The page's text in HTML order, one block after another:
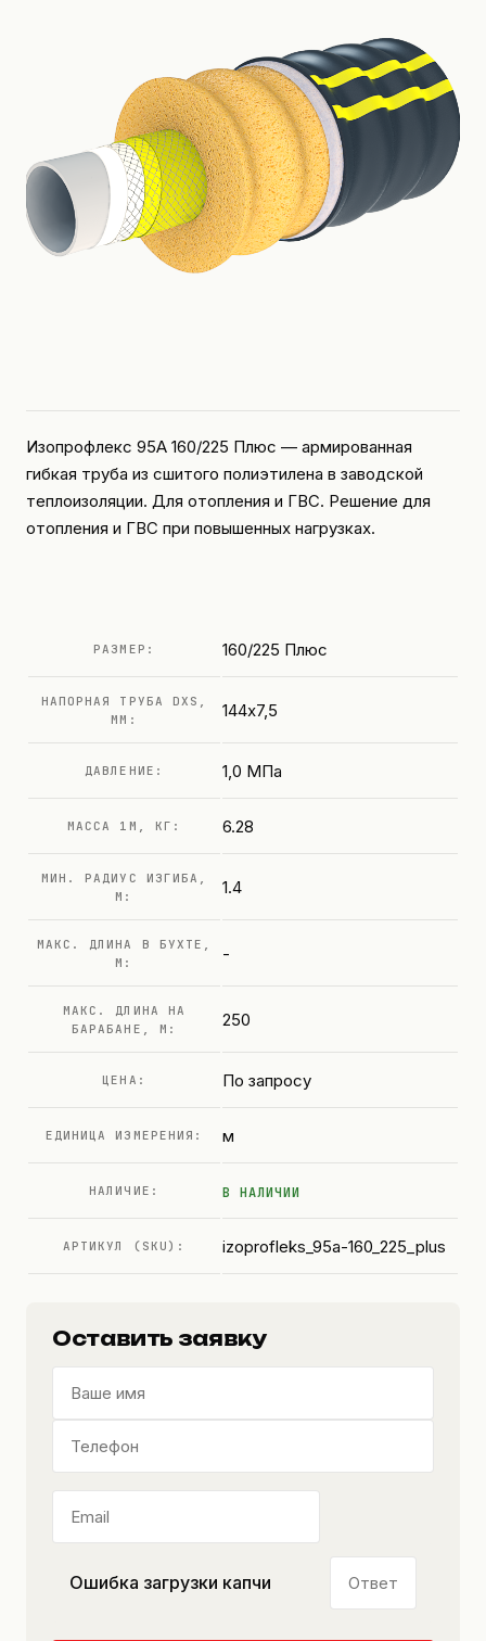
Изопрофлекс 95А 160/225 Плюс — армированная
гибкая труба из сшитого полиэтилена в заводской
теплоизоляции. Для отопления и ГВС. Решение для
отопления и ГВС при повышенных нагрузках.
РАЗМЕР: 160/225 Плюс
НАПОРНАЯ ТРУБА DXS,
ММ:
144х7,5
ДАВЛЕНИЕ: 1,0 МПа
МАССА 1М, КГ: 6.28
МИН. РАДИУС ИЗГИБА,
М:
1.4
МАКС. ДЛИНА В БУХТЕ,
М:
-
МАКС. ДЛИНА НА
БАРАБАНЕ, М:
250
ЦЕНА: По запросу
ЕДИНИЦА ИЗМЕРЕНИЯ: м
НАЛИЧИЕ: В НАЛИЧИИ
АРТИКУЛ (SKU): izoprofleks_95a-160_225_plus
Оставить заявку
Ошибка загрузки капчи